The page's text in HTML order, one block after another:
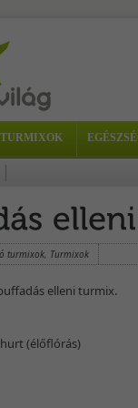
TURMIXOK
turmixok, Turmixok
elleni turmix.
(élőflórás)